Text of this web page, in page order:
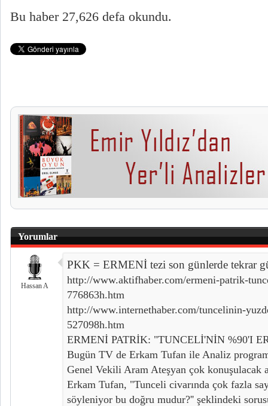
Bu haber 27,626 defa okundu.
Yorumlar
Hassan A
PKK = ERMENİ tezi son günlerde tekrar
http://www.aktifhaber.com/ermeni-patrik-
776863h.htm
http://www.internethaber.com/tuncelinin-
527098h.htm
ERMENİ PATRİK: "TUNCELİ'NİN %90'I
Bugün TV de Erkam Tufan ile Analiz
Genel Vekili Aram Ateşyan çok konuşulacak
Erkam Tufan, "Tunceli civarında çok fazla
söyleniyor bu doğru mudur?'' şeklindeki